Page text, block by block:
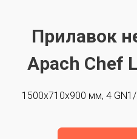
Прилавок
Apach Chef
1500х710х900 мм, 4